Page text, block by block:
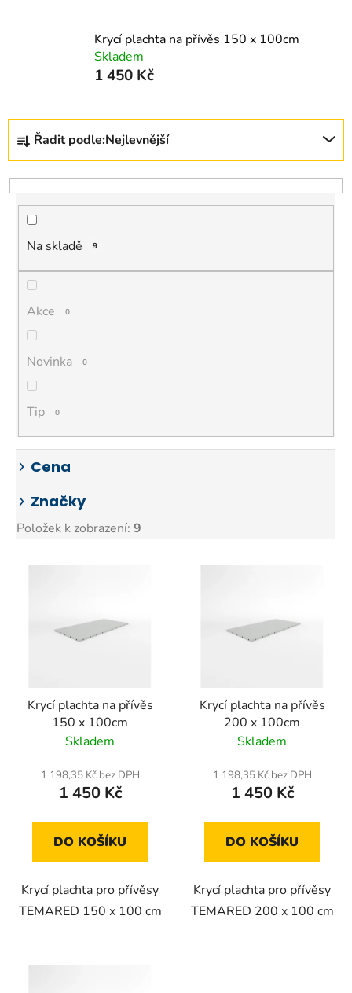
Krycí plachta na přívěs 150 x 100cm
Skladem
1 450 Kč
Ř
a
z
e
n
Řadit podle:Nejlevnější
Na skladě 9
Akce 0
Novinka 0
Tip 0
Cena
Značky
Položek k zobrazení: 9
Krycí plachta na přívěs
150 x 100cm
Skladem
1 198,35 Kč bez DPH
1 450 Kč
DO KOŠÍKU
Krycí plachta pro přívěsy
TEMARED 150 x 100 cm
Krycí plachta na přívěs
200 x 100cm
Skladem
1 198,35 Kč bez DPH
1 450 Kč
DO KOŠÍKU
Krycí plachta pro přívěsy
TEMARED 200 x 100 cm